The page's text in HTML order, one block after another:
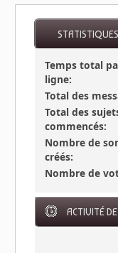
Temps total
ligne:
Total des
Total des
commencés:
Nombre de
créés:
Nombre de
ACTIVITÉ